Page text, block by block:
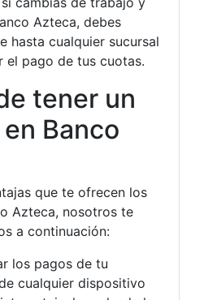
Azteca, debes
hasta cualquier sucursal
el pago de tus cuotas.
tener un
Banco
que te ofrecen los
Azteca, nosotros te
a continuación:
los pagos de tu
cualquier dispositivo